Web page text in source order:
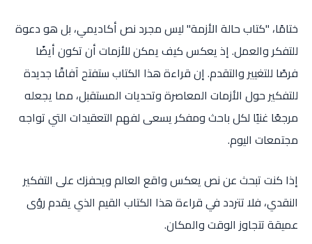
ختامًا، "كتاب حالة الأزمة" ليس مجرد نص أكاديمي، بل هو دعوة
للتفكر والعمل. إذ يعكس كيف يمكن للأزمات أن تكون أيضًا
فرصًا للتغيير والتقدم. إن قراءة هذا الكتاب ستفتح آفاقًا جديدة
للتفكير حول الأزمات المعاصرة وتحديات المستقبل، مما يجعله
مرجعًا غنيًا لكل باحث ومفكر يسعى لفهم التعقيدات التي تواجه
مجتمعات اليوم.
إذا كنت تبحث عن نص يعكس واقع العالم ويحفزك على التفكير
النقدي، فلا تتردد في قراءة هذا الكتاب القيم الذي يقدم رؤى
عميقة تتجاوز الوقت والمكان.